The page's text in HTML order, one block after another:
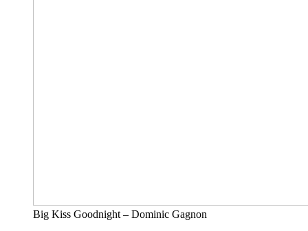
Big Kiss Goodnight – Dominic Gagnon